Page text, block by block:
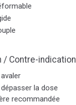
/ Contre-indication
la dose
recommandée